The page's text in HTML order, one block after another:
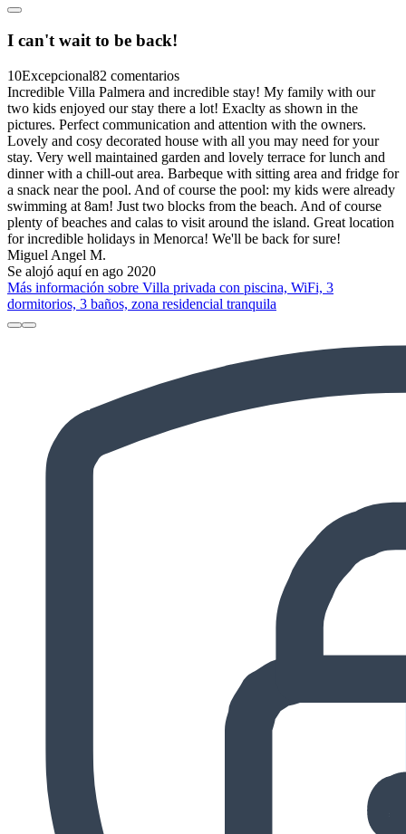
I can't wait to be back!
10Excepcional82 comentarios
Incredible Villa Palmera and incredible stay! My family with our
two kids enjoyed our stay there a lot! Exaclty as shown in the
pictures. Perfect communication and attention with the owners.
Lovely and cosy decorated house with all you may need for your
stay. Very well maintained garden and lovely terrace for lunch and
dinner with a chill-out area. Barbeque with sitting area and fridge for
a snack near the pool. And of course the pool: my kids were already
swimming at 8am! Just two blocks from the beach. And of course
plenty of beaches and calas to visit around the island. Great location
for incredible holidays in Menorca! We'll be back for sure!
Miguel Angel M.
Se alojó aquí en ago 2020
Más información sobre Villa privada con piscina, WiFi, 3
dormitorios, 3 baños, zona residencial tranquila